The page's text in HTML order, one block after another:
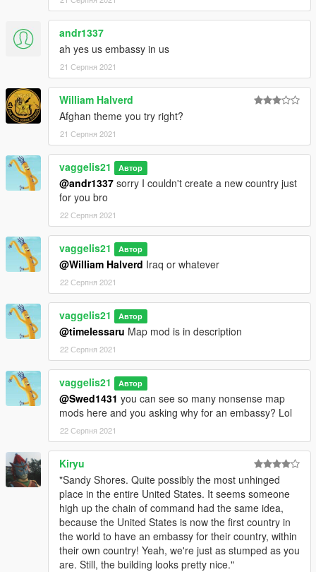
andr1337
ah yes us embassy in us
21 Серпня 2021
William Halverd
Afghan theme you try right?
21 Серпня 2021
vaggelis21 Автор
@andr1337 sorry I couldn't create a new country just
for you bro
22 Серпня 2021
vaggelis21 Автор
@William Halverd Iraq or whatever
22 Серпня 2021
vaggelis21 Автор
@timelessaru Map mod is in description
22 Серпня 2021
vaggelis21 Автор
@Swed1431 you can see so many nonsense map
mods here and you asking why for an embassy? Lol
22 Серпня 2021
Kiryu
"Sandy Shores. Quite possibly the most unhinged
place in the entire United States. It seems someone
high up the chain of command had the same idea,
because the United States is now the first country in
the world to have an embassy for their country, within
their own country! Yeah, we're just as stumped as you
are. Still, the building looks pretty nice."